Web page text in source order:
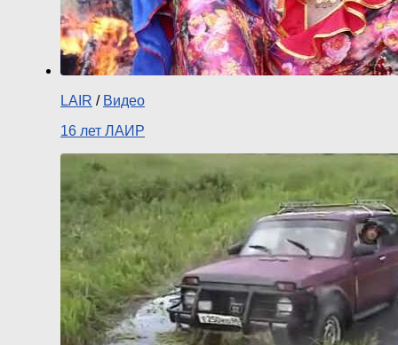
LAIR / Видео
16 лет ЛАИР